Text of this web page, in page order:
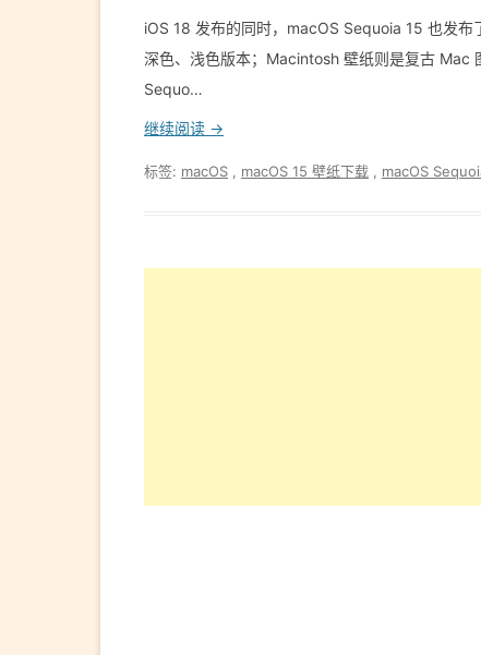
iOS 18 发布的同时，macOS Sequoia 15 也发
深色、浅色版本；Macintosh 壁纸则是复古 Mac
Sequo…
继续阅读 →
标签: macOS macOS 15 壁纸下载 macOS